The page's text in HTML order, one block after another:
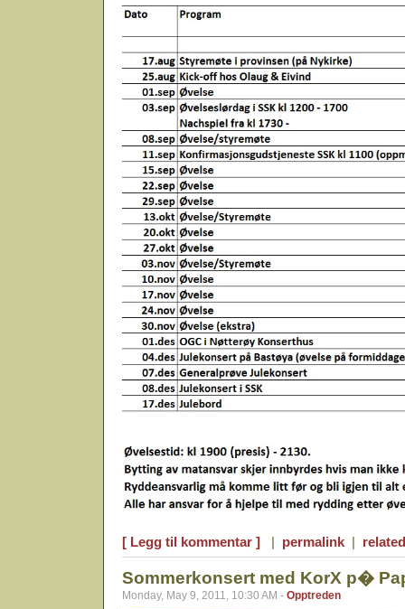
[ Legg til kommentar ] | permalink |
Sommerkonsert med KorX p�
Monday, May 9, 2011, 10:30 AM - Opptreden